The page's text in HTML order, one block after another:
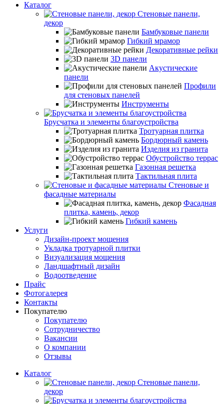
Каталог
Стеновые панели,
декор
Бамбуковые панели
Гибкий мрамор
Декоративные рейки
3D панели
Акустические
панели
Профили
для стеновых панелей
Инструменты
Брусчатка и элементы благоустройства
Тротуарная плитка
Бордюрный камень
Изделия из гранита
Обустройство террас
Газонная решетка
Тактильная плита
Стеновые и
фасадные материалы
Фасадная
плитка, камень, декор
Гибкий камень
Услуги
Дизайн-проект мощения
Укладка тротуарной плитки
Визуализация мощения
Ландшафтный дизайн
Водоотведение
Прайс
Фотогалерея
Контакты
Покупателю
Покупателю
Сотрудничество
Вакансии
О компании
Отзывы
Каталог
Стеновые панели,
декор